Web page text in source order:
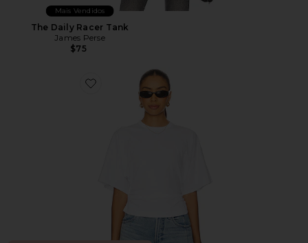
Mais Vendidos
The Daily Racer Tank
James Perse
$75
Favorite Veronica Drop Shoulder Cinched Tee